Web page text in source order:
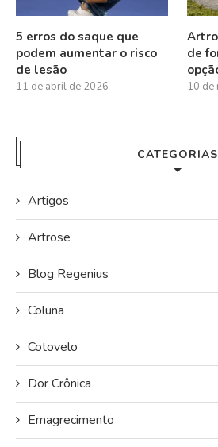
5 erros do saque que
podem aumentar o risco
de lesão
11 de abril de 2026
de
10 de
CATEGORIAS
Artigos
Artrose
Blog Regenius
Coluna
Cotovelo
Dor Crônica
Emagrecimento